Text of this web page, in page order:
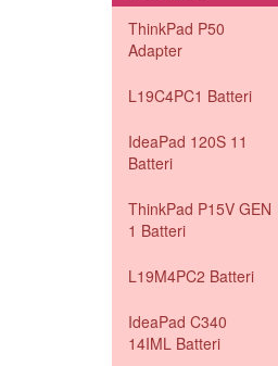
ThinkPad P50
Adapter
L19C4PC1 Batteri
IdeaPad 120S 11
Batteri
ThinkPad P15V GEN
1 Batteri
L19M4PC2 Batteri
IdeaPad C340
14IML Batteri